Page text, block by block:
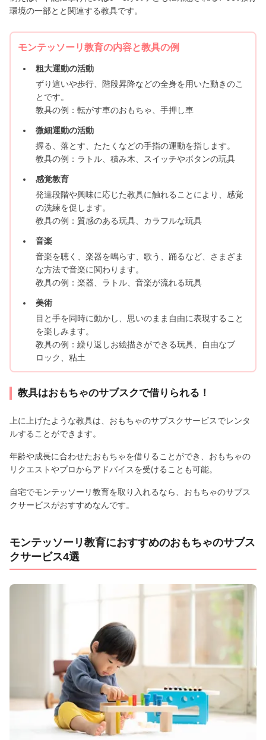
環境の一部とと関連する教具です。
モンテッソーリ教育の内容と教具の例
粗大運動の活動
ずり這いや歩行、階段昇降などの全身を用いた動きのこ
とです。
教具の例：転がす車のおもちゃ、手押し車
微細運動の活動
握る、落とす、たたくなどの手指の運動を指します。
教具の例：ラトル、積み木、スイッチやボタンの玩具
感覚教育
発達段階や興味に応じた教具に触れることにより、感覚
の洗練を促します。
教具の例：質感のある玩具、カラフルな玩具
音楽
音楽を聴く、楽器を鳴らす、歌う、踊るなど、さまざま
な方法で音楽に関わります。
教具の例：楽器、ラトル、音楽が流れる玩具
美術
目と手を同時に動かし、思いのまま自由に表現すること
を楽しみます。
教具の例：繰り返しお絵描きができる玩具、自由なブ
ロック、粘土
教具はおもちゃのサブスクで借りられる！
上に上げたような教具は、おもちゃのサブスクサービスでレンタ
ルすることができます。
年齢や成長に合わせたおもちゃを借りることができ、おもちゃの
リクエストやプロからアドバイスを受けることも可能。
自宅でモンテッソーリ教育を取り入れるなら、おもちゃのサブス
クサービスがおすすめなんです。
モンテッソーリ教育におすすめのおもちゃのサブス
クサービス4選